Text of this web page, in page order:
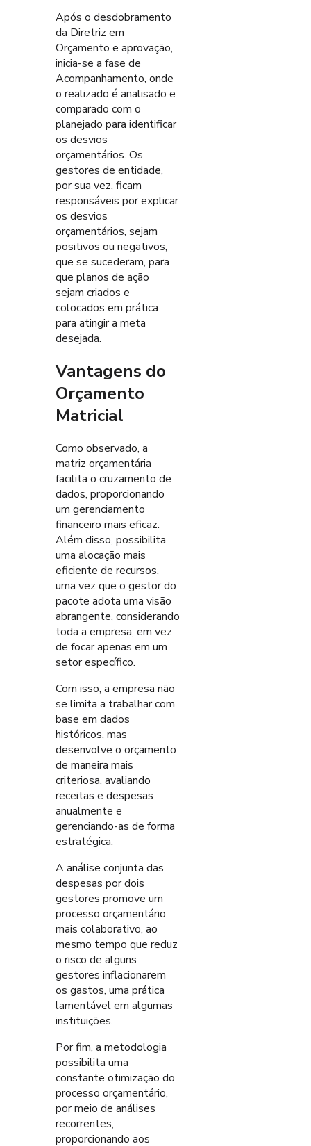
Após o desdobramento
da Diretriz em
Orçamento e aprovação,
inicia-se a fase de
Acompanhamento, onde
o realizado é analisado e
comparado com o
planejado para identificar
os desvios
orçamentários. Os
gestores de entidade,
por sua vez, ficam
responsáveis por explicar
os desvios
orçamentários, sejam
positivos ou negativos,
que se sucederam, para
que planos de ação
sejam criados e
colocados em prática
para atingir a meta
desejada.
Vantagens do
Orçamento
Matricial
Como observado, a
matriz orçamentária
facilita o cruzamento de
dados, proporcionando
um gerenciamento
financeiro mais eficaz.
Além disso, possibilita
uma alocação mais
eficiente de recursos,
uma vez que o gestor do
pacote adota uma visão
abrangente, considerando
toda a empresa, em vez
de focar apenas em um
setor específico.
Com isso, a empresa não
se limita a trabalhar com
base em dados
históricos, mas
desenvolve o orçamento
de maneira mais
criteriosa, avaliando
receitas e despesas
anualmente e
gerenciando-as de forma
estratégica.
A análise conjunta das
despesas por dois
gestores promove um
processo orçamentário
mais colaborativo, ao
mesmo tempo que reduz
o risco de alguns
gestores inflacionarem
os gastos, uma prática
lamentável em algumas
instituições.
Por fim, a metodologia
possibilita uma
constante otimização do
processo orçamentário,
por meio de análises
recorrentes,
proporcionando aos